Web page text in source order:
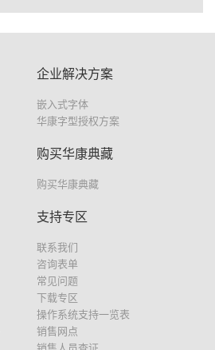
企业解决方案
嵌入式字体
华康字型授权方案
购买华康典藏
购买华康典藏
支持专区
联系我们
咨询表单
常见问题
下载专区
操作系统支持一览表
销售网点